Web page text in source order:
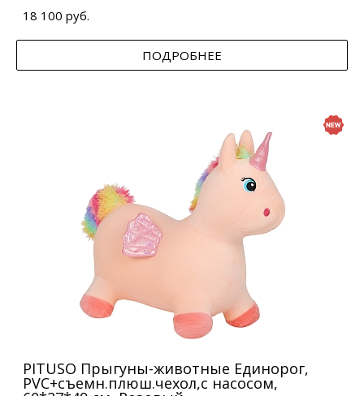
18 100 руб.
ПОДРОБНЕЕ
PITUSO Прыгуны-животные Единорог,
PVC+съемн.плюш.чехол,с насосом,